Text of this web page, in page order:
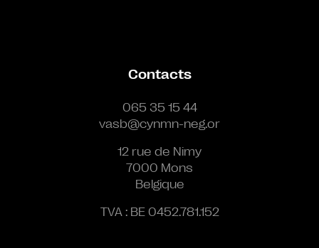
Contacts
065 35 15 44
vasb@cynmn-neg.or
12 rue de Nimy
7000 Mons
Belgique
TVA : BE 0452.781.152